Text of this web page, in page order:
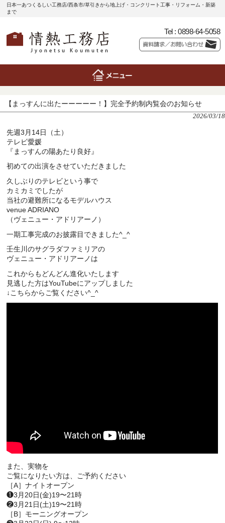
日本一あつくるしい工務店/西条市/草引きから地上げ・コンクリート工事・リフォーム・新築
まで
Tel : 0898-64-5058
【まっすんに出たーーーーー！】完全予約制内覧会のお知らせ
2026/03/18
先週3月14日（土）
テレビ愛媛
『まっすんの陽あたり良好』
初めての出演をさせていただきました
久しぶりのテレビという事で
カミカミでしたが
当社の避難所になるモデルハウス
venue ADRIANO
（ヴェニュー・アドリアーノ）
一期工事完成のお披露目できました^_^
壬生川のサグラダファミリアの
ヴェニュー・アドリアーノは
これからもどんどん進化いたします
見逃した方はYouTubeにアップしました
↓こちらからご覧ください^_^
また、実物を
ご覧になりたい方は、ご予約ください
［A］ナイトオープン
❶3月20日(金)19〜21時
❷3月21日(土)19〜21時
［B］モーニングオープン